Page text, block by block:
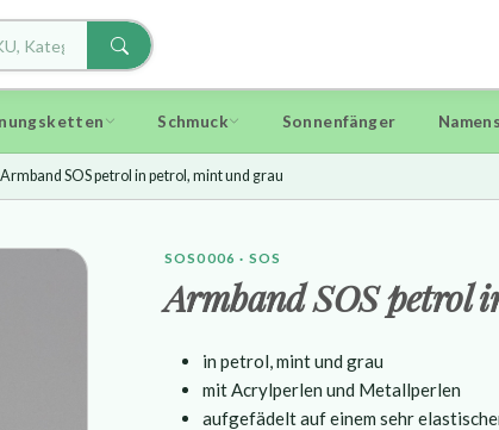
Schmuck Sonnenfänger
Armband SOS petrol in petrol, mint und grau
SOS0006 · SOS
Armband SOS petrol
in petrol, mint und grau
mit Acrylperlen und Metallperlen
aufgefädelt auf einem sehr